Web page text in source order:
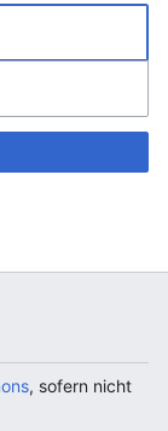
, sofern nicht